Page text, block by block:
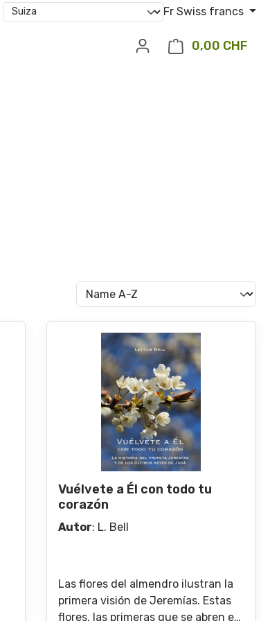
Fr Swiss francs
0,00 CHFEl
Vuélvete a Él con todo tu
corazón
Autor: L. Bell
Las flores del almendro ilustran la
primera visión de Jeremías. Estas
flores, las primeras que se abren en